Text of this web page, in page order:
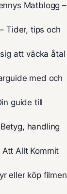
Matblogg –
Tider, tips och
att väcka åtal
med och
guide till
handling
Allt Kommit
eller köp filmen